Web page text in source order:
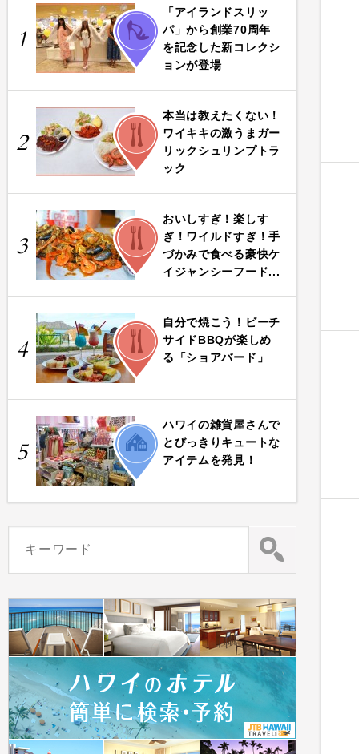
1
FASHION
「アイランドスリッ
パ」から創業70周年
を記念した新コレクシ
ョンが登場
2
FOOD
本当は教えたくない！
ワイキキの激うまガー
リックシュリンプトラ
ック
3
FOOD
おいしすぎ！楽しす
ぎ！ワイルドすぎ！手
づかみで食べる豪快ケ
イジャンシーフード...
4
FOOD
自分で焼こう！ビーチ
サイドBBQが楽しめ
る「ショアバード」
5
LIFE
ハワイの雑貨屋さんで
とびっきりキュートな
アイテムを発見！